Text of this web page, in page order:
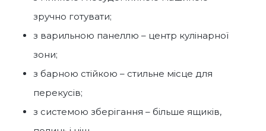
зручно готувати;
з варильною панеллю – центр кулінарної
зони;
з барною стійкою – стильне місце для
перекусів;
з системою зберігання – більше ящиків,